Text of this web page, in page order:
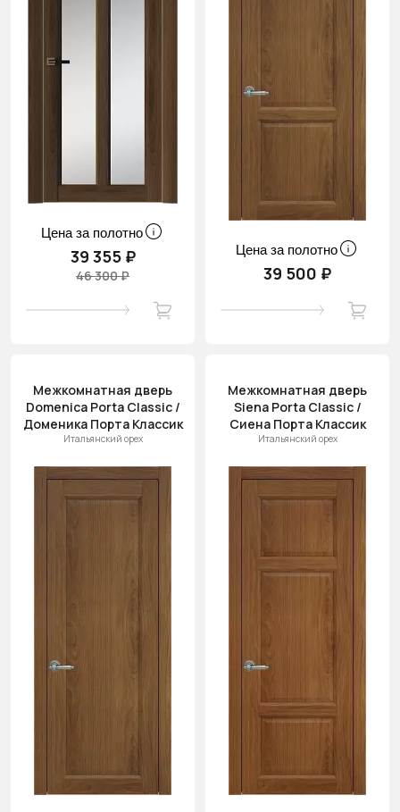
Цена за полотно
39 355 ₽
46 300 ₽
Цена за полотно
39 500 ₽
Межкомнатная дверь
Domenica Porta Classic /
Доменика Порта Классик
Итальянский орех
Межкомнатная дверь
Siena Porta Classic /
Сиена Порта Классик
Итальянский орех